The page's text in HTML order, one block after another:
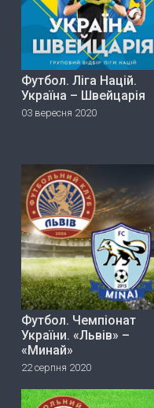
Футбол. Ліга Націй.
Україна – Швейцарія
03 вересня 2020
Футбол. Чемпіонат
України. «Львів» –
«Минай»
22 серпня 2020